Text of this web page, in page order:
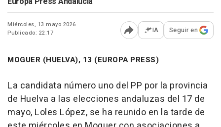
Miércoles, 13 mayo 2026
Publicado: 22:17
Abrir opciones para
IA Seguir en
MOGUER (HUELVA), 13 (EUROPA PRESS)
La candidata número uno del PP por la provincia
de Huelva a las elecciones andaluzas del 17 de
mayo, Loles López, se ha reunido en la tarde de